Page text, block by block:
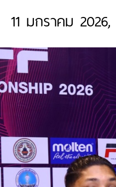
11 มกราคม 2026,